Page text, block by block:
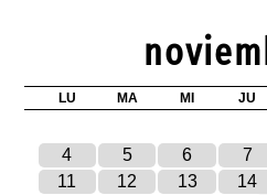
LU MA MI JU
4
5 6 7
11
12 13 14